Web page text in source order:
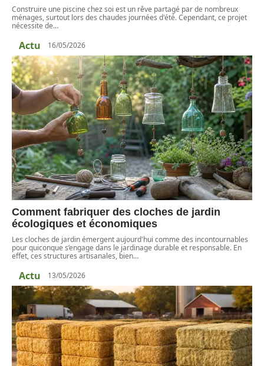
Construire une piscine chez soi est un rêve partagé par de nombreux
ménages, surtout lors des chaudes journées d'été. Cependant, ce projet
nécessite de…
Actu 16/05/2026
Comment fabriquer des cloches de jardin
écologiques et économiques
Les cloches de jardin émergent aujourd'hui comme des incontournables
pour quiconque s’engage dans le jardinage durable et responsable. En
effet, ces structures artisanales, bien…
Actu 13/05/2026